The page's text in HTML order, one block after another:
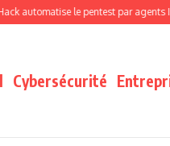
le pentest par agents IA
Cybersécurité